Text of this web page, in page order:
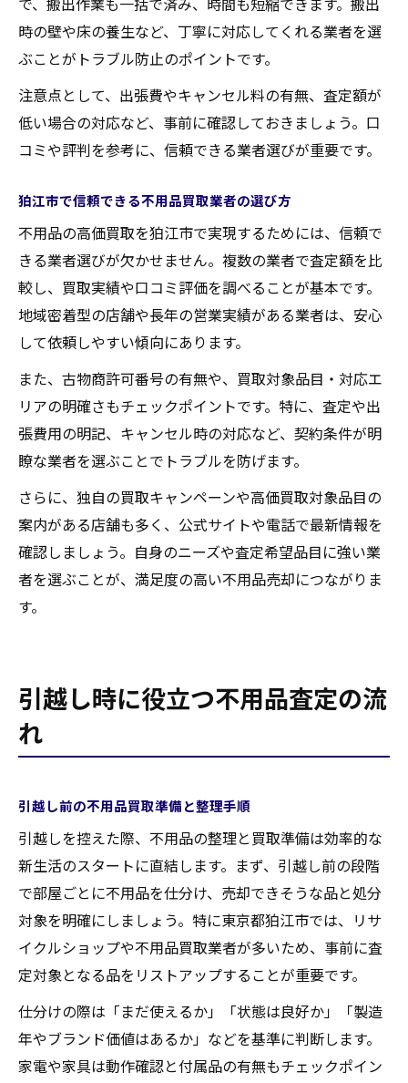
時の壁や床の養生など、丁寧に対応してくれる業者を選
ぶことがトラブル防止のポイントです。
注意点として、出張費やキャンセル料の有無、査定額が
低い場合の対応など、事前に確認しておきましょう。口
コミや評判を参考に、信頼できる業者選びが重要です。
狛江市で信頼できる不用品買取業者の選び方
不用品の高価買取を狛江市で実現するためには、信頼で
きる業者選びが欠かせません。複数の業者で査定額を比
較し、買取実績や口コミ評価を調べることが基本です。
地域密着型の店舗や長年の営業実績がある業者は、安心
して依頼しやすい傾向にあります。
また、古物商許可番号の有無や、買取対象品目・対応エ
リアの明確さもチェックポイントです。特に、査定や出
張費用の明記、キャンセル時の対応など、契約条件が明
瞭な業者を選ぶことでトラブルを防げます。
さらに、独自の買取キャンペーンや高価買取対象品目の
案内がある店舗も多く、公式サイトや電話で最新情報を
確認しましょう。自身のニーズや査定希望品目に強い業
者を選ぶことが、満足度の高い不用品売却につながりま
す。
引越し時に役立つ不用品査定の流
れ
引越し前の不用品買取準備と整理手順
引越しを控えた際、不用品の整理と買取準備は効率的な
新生活のスタートに直結します。まず、引越し前の段階
で部屋ごとに不用品を仕分け、売却できそうな品と処分
対象を明確にしましょう。特に東京都狛江市では、リサ
イクルショップや不用品買取業者が多いため、事前に査
定対象となる品をリストアップすることが重要です。
仕分けの際は「まだ使えるか」「状態は良好か」「製造
年やブランド価値はあるか」などを基準に判断します。
家電や家具は動作確認と付属品の有無もチェックポイン